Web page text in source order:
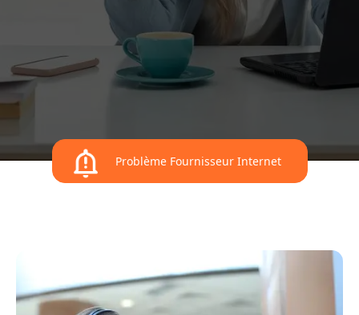
Problème Fournisseur Internet